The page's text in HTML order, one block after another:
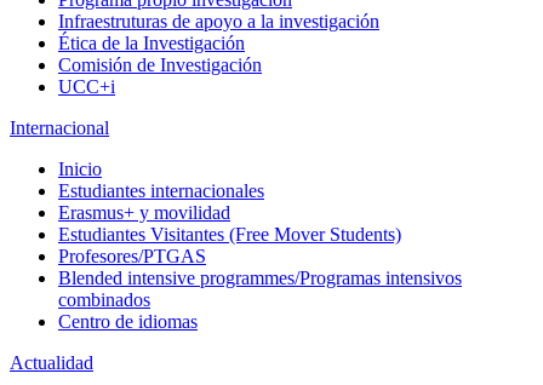
Infraestruturas de apoyo a la investigación
Ética de la Investigación
Comisión de Investigación
UCC+i
Internacional
Inicio
Estudiantes internacionales
Erasmus+ y movilidad
Estudiantes Visitantes (Free Mover Students)
Profesores/PTGAS
Blended intensive programmes/Programas intensivos
combinados
Centro de idiomas
Actualidad